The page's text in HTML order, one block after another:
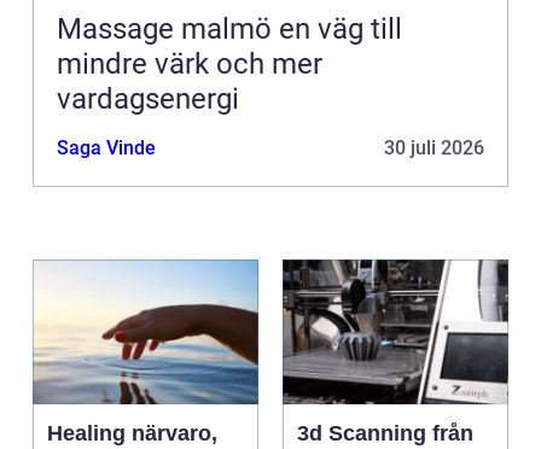
Massage malmö en väg till
mindre värk och mer
vardagsenergi
Saga Vinde 30 juli 2026
Healing närvaro,
3d Scanning från